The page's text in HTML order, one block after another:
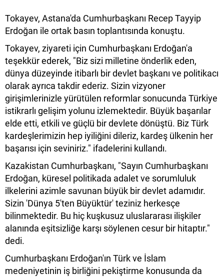
Tokayev, Astana'da Cumhurbaşkanı Recep Tayyip
Erdoğan ile ortak basın toplantısında konuştu.
Tokayev, ziyareti için Cumhurbaşkanı Erdoğan'a
teşekkür ederek, "Biz sizi milletine önderlik eden,
dünya düzeyinde itibarlı bir devlet başkanı ve politikacı
olarak ayrıca takdir ederiz. Sizin vizyoner
girişimlerinizle yürütülen reformlar sonucunda Türkiye
istikrarlı gelişim yolunu izlemektedir. Büyük başarılar
elde etti, etkili ve güçlü bir devlete dönüştü. Biz Türk
kardeşlerimizin hep iyiliğini dileriz, kardeş ülkenin her
başarısı için seviniriz." ifadelerini kullandı.
Kazakistan Cumhurbaşkanı, "Sayın Cumhurbaşkanı
Erdoğan, küresel politikada adalet ve sorumluluk
ilkelerini azimle savunan büyük bir devlet adamıdır.
Sizin 'Dünya 5'ten Büyüktür' teziniz herkesçe
bilinmektedir. Bu hiç kuşkusuz uluslararası ilişkiler
alanında eşitsizliğe karşı söylenen cesur bir hitaptır."
dedi.
Cumhurbaşkanı Erdoğan'ın Türk ve İslam
medeniyetinin iş birliğini pekiştirme konusunda da